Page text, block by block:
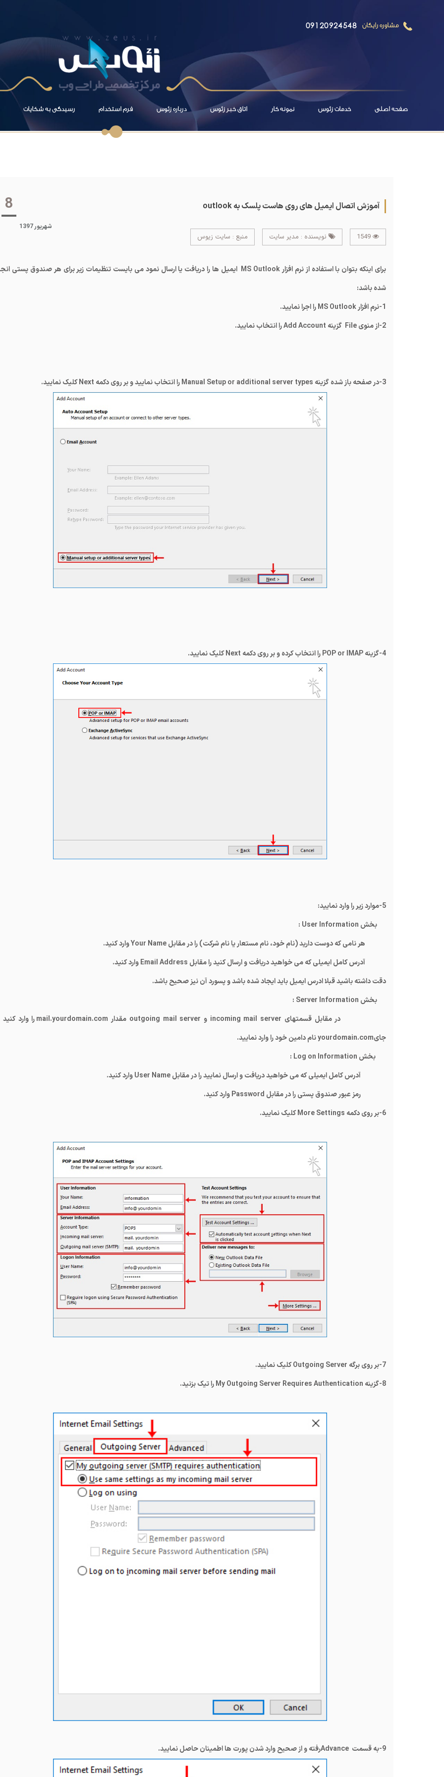
مشاوره رایگان 09120924548
صفحه اصلی خدمات زئوس نمونه کار اتاق خبر زئوس درباره زئوس فرم استخدام رسیدگی به شکایات
آموزش اتصال ایمیل های روی هاست پلسک به outlook
نویسنده : مدیر سایت منبع : سایت زیوس
8
1397 شهریور
برای اینکه بتوان با استفاده از نرم افزار MS Outlookایمیل ها را دریافت یا ارسال نمود می بایست تنظیمات زیر برای هر صندوق پستی
شده باشد:
1-نرم افزار
MS Outlookرا اجرا نمایید.
2-از منوی
File گزینه Add Accountرا انتخاب نمایید.
3-در صفحه باز شده گزینه Manual Setup or additional server typesرا انتخاب نمایید و بر روی دکمه Nextکلیک نمایید.
4-گزینهPOP or IMAPرا انتخاب کرده و بر روی دکمه Nextکلیک نمایید.
5-موارد زیر را وارد نمایید:
بخش User Information
:
هر نامی که دوست دارید (نام خود، نام مستعار یا نام شرکت) را در مقابلYour Nameوارد کنید.
آدرس کامل ایمیلی که می خواهید دریافت و ارسال کنید را مقابل Email Addressوارد کنید.
دقت داشته باشید قبلا ادرس ایمیل باید ایجاد شده باشد و پسورد آن نیز صحیح باشد.
بخش Server Information
:
در مقابل قسمتهای incoming mail server و outgoing mail server مقدار mail.yourdomain.comرا وارد
جایyourdomain.comنام دامین خود را وارد نمایید.
بخش Log on Information
:
آدرس کامل ایمیلی که می خواهید دریافت و ارسال نمایید را در مقابلUser Nameوارد کنید.
رمز عبور صندوق پستی را در مقابل Passwordوارد کنید.
6-بر روی دکمه
More Settingsکلیک نمایید.
7-بر روی برگه Outgoing Serverکلیک نمایید.
8-گزینه
My Outgoing Server Requires Authenticationرا تیک بزنید.
9-به قسمت Advanceرفته و از صحیح وارد شدن پورت ها اطمینان حاصل نمایید.